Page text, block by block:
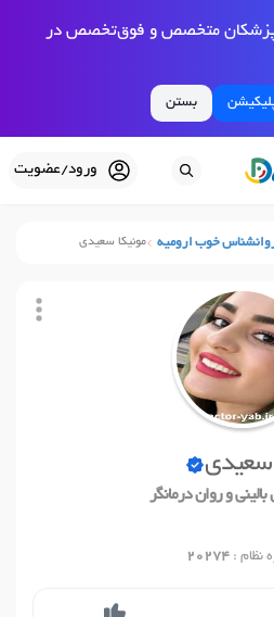
پزشکان متخصص و فوق‌تخصص در
بستن
ورود/عضویت
خوب ارومیه مونیکا سعیدی
سعیدی
و روان درمانگر
نظام :20274